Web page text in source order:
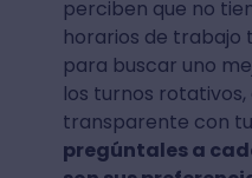
perciben que no
horarios de trabajo
para buscar uno
los turnos
transparente con
pregúntales a